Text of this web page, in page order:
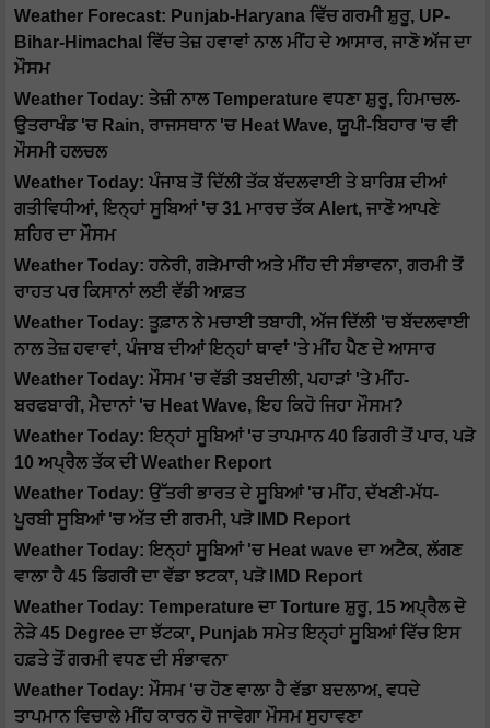
Weather Forecast: Punjab-Haryana ਵਿੱਚ ਗਰਮੀ ਸ਼ੁਰੂ, UP-
Bihar-Himachal ਵਿੱਚ ਤੇਜ਼ ਹਵਾਵਾਂ ਨਾਲ ਮੀਂਹ ਦੇ ਆਸਾਰ, ਜਾਣੋ ਅੱਜ ਦਾ
ਮੌਸਮ
Weather Today: ਤੇਜ਼ੀ ਨਾਲ Temperature ਵਧਣਾ ਸ਼ੁਰੂ, ਹਿਮਾਚਲ-
ਉਤਰਾਖੰਡ 'ਚ Rain, ਰਾਜਸਥਾਨ 'ਚ Heat Wave, ਯੂਪੀ-ਬਿਹਾਰ 'ਚ ਵੀ
ਮੌਸਮੀ ਹਲਚਲ
Weather Today: ਪੰਜਾਬ ਤੋਂ ਦਿੱਲੀ ਤੱਕ ਬੱਦਲਵਾਈ ਤੇ ਬਾਰਿਸ਼ ਦੀਆਂ
ਗਤੀਵਿਧੀਆਂ, ਇਨ੍ਹਾਂ ਸੂਬਿਆਂ 'ਚ 31 ਮਾਰਚ ਤੱਕ Alert, ਜਾਣੋ ਆਪਣੇ
ਸ਼ਹਿਰ ਦਾ ਮੌਸਮ
Weather Today: ਹਨੇਰੀ, ਗੜੇਮਾਰੀ ਅਤੇ ਮੀਂਹ ਦੀ ਸੰਭਾਵਨਾ, ਗਰਮੀ ਤੋਂ
ਰਾਹਤ ਪਰ ਕਿਸਾਨਾਂ ਲਈ ਵੱਡੀ ਆਫ਼ਤ
Weather Today: ਤੂਫ਼ਾਨ ਨੇ ਮਚਾਈ ਤਬਾਹੀ, ਅੱਜ ਦਿੱਲੀ 'ਚ ਬੱਦਲਵਾਈ
ਨਾਲ ਤੇਜ਼ ਹਵਾਵਾਂ, ਪੰਜਾਬ ਦੀਆਂ ਇਨ੍ਹਾਂ ਥਾਵਾਂ 'ਤੇ ਮੀਂਹ ਪੈਣ ਦੇ ਆਸਾਰ
Weather Today: ਮੌਸਮ 'ਚ ਵੱਡੀ ਤਬਦੀਲੀ, ਪਹਾੜਾਂ 'ਤੇ ਮੀਂਹ-
ਬਰਫਬਾਰੀ, ਮੈਦਾਨਾਂ 'ਚ Heat Wave, ਇਹ ਕਿਹੋ ਜਿਹਾ ਮੌਸਮ?
Weather Today: ਇਨ੍ਹਾਂ ਸੂਬਿਆਂ 'ਚ ਤਾਪਮਾਨ 40 ਡਿਗਰੀ ਤੋਂ ਪਾਰ, ਪੜੋ
10 ਅਪ੍ਰੈਲ ਤੱਕ ਦੀ Weather Report
Weather Today: ਉੱਤਰੀ ਭਾਰਤ ਦੇ ਸੂਬਿਆਂ 'ਚ ਮੀਂਹ, ਦੱਖਣੀ-ਮੱਧ-
ਪੂਰਬੀ ਸੂਬਿਆਂ 'ਚ ਅੱਤ ਦੀ ਗਰਮੀ, ਪੜੋ IMD Report
Weather Today: ਇਨ੍ਹਾਂ ਸੂਬਿਆਂ 'ਚ Heat wave ਦਾ ਅਟੈਕ, ਲੱਗਣ
ਵਾਲਾ ਹੈ 45 ਡਿਗਰੀ ਦਾ ਵੱਡਾ ਝਟਕਾ, ਪੜੋ IMD Report
Weather Today: Temperature ਦਾ Torture ਸ਼ੁਰੂ, 15 ਅਪ੍ਰੈਲ ਦੇ
ਨੇੜੇ 45 Degree ਦਾ ਝੱਟਕਾ, Punjab ਸਮੇਤ ਇਨ੍ਹਾਂ ਸੂਬਿਆਂ ਵਿੱਚ ਇਸ
ਹਫ਼ਤੇ ਤੋਂ ਗਰਮੀ ਵਧਣ ਦੀ ਸੰਭਾਵਨਾ
Weather Today: ਮੌਸਮ 'ਚ ਹੋਣ ਵਾਲਾ ਹੈ ਵੱਡਾ ਬਦਲਾਅ, ਵਧਦੇ
ਤਾਪਮਾਨ ਵਿਚਾਲੇ ਮੀਂਹ ਕਾਰਨ ਹੋ ਜਾਵੇਗਾ ਮੌਸਮ ਸੁਹਾਵਣਾ